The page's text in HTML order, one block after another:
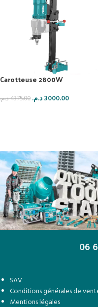
Carotteuse 2800W
4375.00د.م. 3000.00د.م.
06
SAV
Conditions générales de
Mentions légales